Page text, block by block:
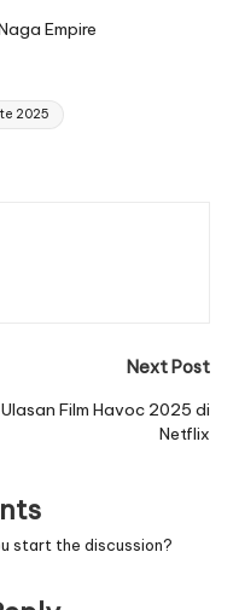
Empire
2025
Next Post
Ulasan Film Havoc 2025 di
Netflix
start the discussion?